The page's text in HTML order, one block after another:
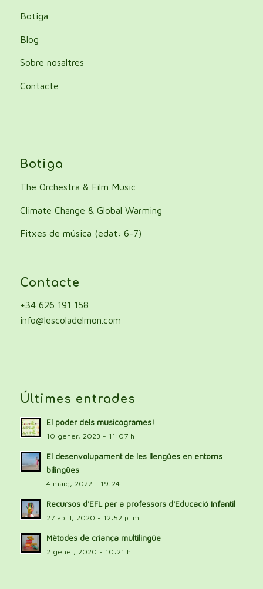
Botiga
Blog
Sobre nosaltres
Contacte
Botiga
The Orchestra & Film Music
Climate Change & Global Warming
Fitxes de música (edat: 6-7)
Contacte
+34 626 191 158
info@lescoladelmon.com
Últimes entrades
El poder dels musicogrames!
10 gener, 2023 - 11:07 h
El desenvolupament de les llengües en entorns
bilingües
4 maig, 2022 - 19:24
Recursos d'EFL per a professors d'Educació Infantil
27 abril, 2020 - 12:52 p. m
Mètodes de criança multilingüe
2 gener, 2020 - 10:21 h